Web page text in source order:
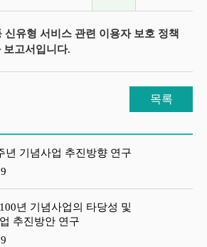
신유형 서비스 관련 이용자 보호 정책
고서입니다.
목록
년 기념사업 추진방향 연구
년 기념사업의 타당성 및
추진방안 연구